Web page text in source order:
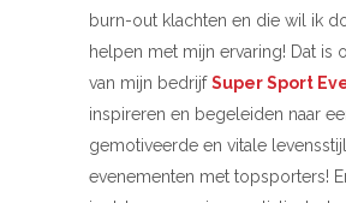
burn-out klachten en die wil ik
helpen met mijn ervaring! Dat is
van mijn bedrijfSuper Sport
inspireren en begeleiden naar
gemotiveerde en vitale
evenementen met topsporters!